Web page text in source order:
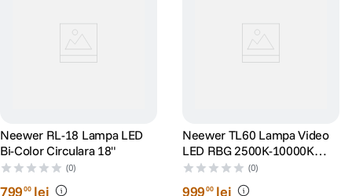
Neewer RL-18 Lampa LED
Bi-Color Circulara 18"
(0)
79900 lei
Neewer TL60 Lampa Video
LED RBG 2500K-10000K
Acumulator 3000mAh
Integrat
(0)
99900 lei